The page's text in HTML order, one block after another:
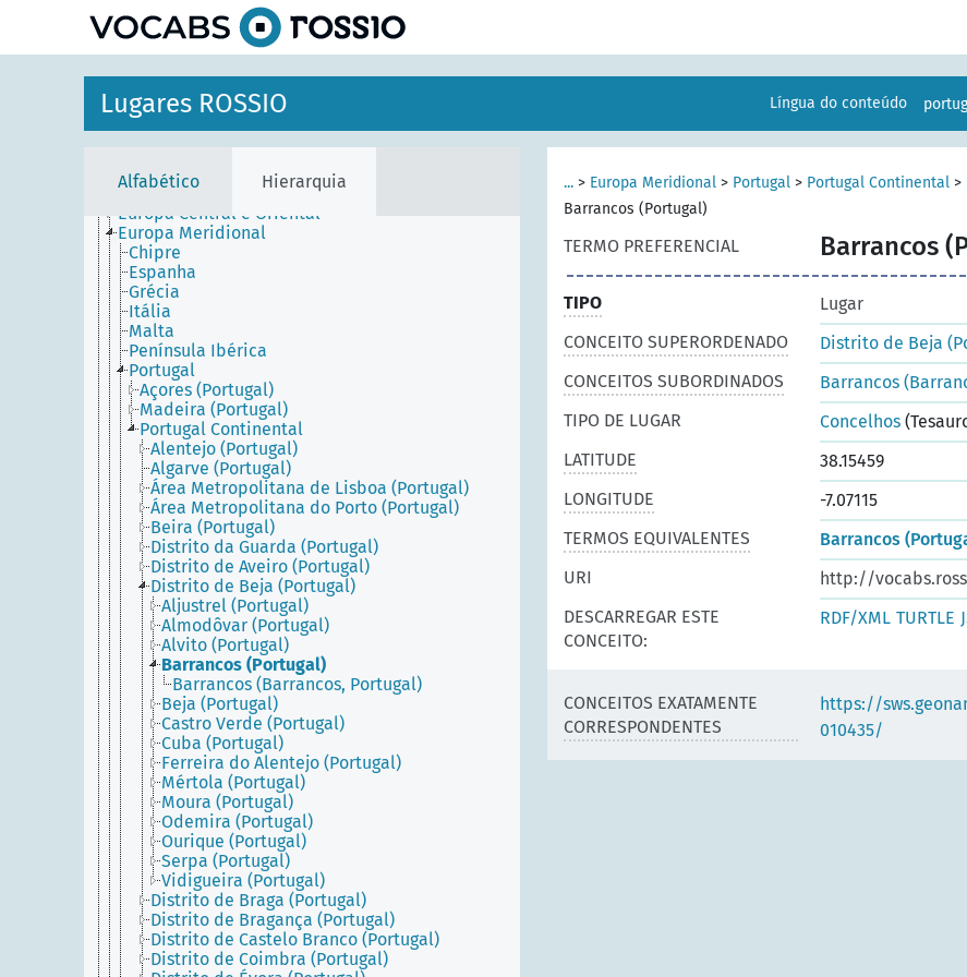
Lugares ROSSIO Língua do conteúdo
Alfabético Hierarquia
África
América
Ásia
Europa
Europa Central e Oriental
Europa Meridional
Chipre
Espanha
Grécia
Itália
Malta
Península Ibérica
Portugal
Açores (Portugal)
Madeira (Portugal)
Portugal Continental
Alentejo (Portugal)
Algarve (Portugal)
Área Metropolitana de Lisboa (Portugal)
Área Metropolitana do Porto (Portugal)
Beira (Portugal)
Distrito da Guarda (Portugal)
Distrito de Aveiro (Portugal)
Distrito de Beja (Portugal)
Aljustrel (Portugal)
Almodôvar (Portugal)
Alvito (Portugal)
Barrancos (Portugal)
Barrancos (Barrancos, Portugal)
Beja (Portugal)
Castro Verde (Portugal)
Cuba (Portugal)
Ferreira do Alentejo (Portugal)
Mértola (Portugal)
Moura (Portugal)
Odemira (Portugal)
Ourique (Portugal)
Serpa (Portugal)
Vidigueira (Portugal)
Distrito de Braga (Portugal)
Distrito de Bragança (Portugal)
Distrito de Castelo Branco (Portugal)
Distrito de Coimbra (Portugal)
... > Europa Meridional > Portugal > Portugal Continental >
Barrancos (Portugal)
TERMO PREFERENCIAL Barrancos
TIPO
Lugar
CONCEITO SUPERORDENADO
Distrito de Beja
CONCEITOS SUBORDINADOS
Barrancos
TIPO DE LUGAR
Concelhos
LATITUDE
38.15459
LONGITUDE
-7.07115
TERMOS EQUIVALENTES
Barrancos
URI
http://
DESCARREGAR ESTE
CONCEITO:
RDF/XML TURTLE
CONCEITOS EXATAMENTE
CORRESPONDENTES
https://
010435/